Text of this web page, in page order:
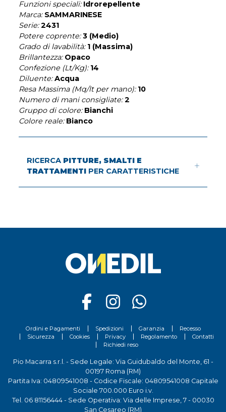
Funzioni speciali: Idrorepellente
Marca: SAMMARINESE
Serie: 2431
Potere coprente: 3 (Medio)
Grado di lavabilità: 1 (Massima)
Brillantezza: Opaco
Confezione (Lt/Kg): 14
Diluente: Acqua
Resa Massima (Mq/lt per mano): 10
Numero di mani consigliate: 2
Gruppo di colore: Bianchi
Colore reale: Bianco
RICERCA PITTURE, SMALTI E
TRATTAMENTI PER CARATTERISTICHE
Ordini e Pagamenti Spedizioni Garanzia
Recesso
Sicurezza
Cookies Privacy Regolamento
Contatti
Richiedi reso
Pio Macarra s.r.l. - Sede Legale: Via Guidubaldo del Monte, 61 -
00197 Roma (RM)
Partita Iva: 04809541008 - Codice Fiscale: 04809541008 Capitale
Sociale 700.000 Euro i.v.
Tel. 06 81156444- Sede Operativa: Via delle Imprese, 7 - 00030
San Cesareo (RM)